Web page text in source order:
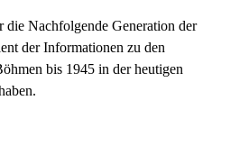
Nachfolgende Generation der
der Informationen zu den
bis 1945 in der heutigen